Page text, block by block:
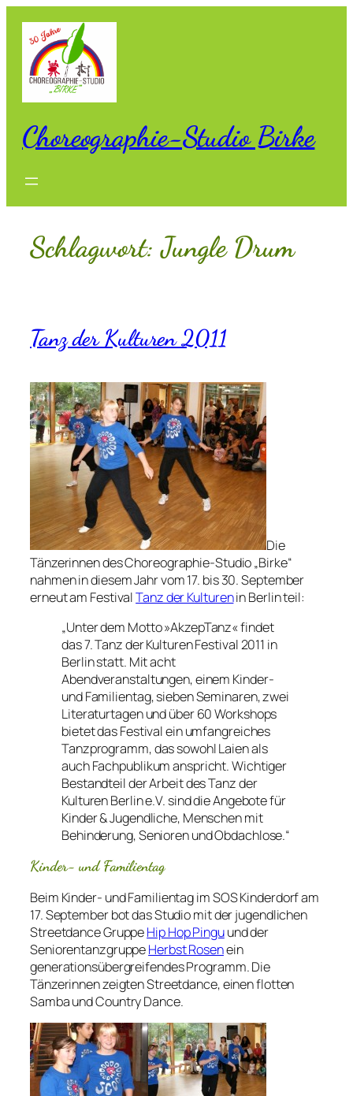
Inhalt
springen
Choreographie-Studio Birke
Schlagwort:Jungle Drum
Tanz der Kulturen 2011
Die
Tänzerinnen des Choreographie-Studio „Birke“
nahmen in diesem Jahr vom 17. bis 30. September
erneut am FestivalTanz der Kulturenin Berlin teil:
„Unter dem Motto »AkzepTanz« findet
das 7. Tanz der Kulturen Festival 2011 in
Berlin statt. Mit acht
Abendveranstaltungen, einem Kinder-
und Familientag, sieben Seminaren, zwei
Literaturtagen und über 60 Workshops
bietet das Festival ein umfangreiches
Tanzprogramm, das sowohl Laien als
auch Fachpublikum anspricht. Wichtiger
Bestandteil der Arbeit des Tanz der
Kulturen Berlin e.V. sind die Angebote für
Kinder & Jugendliche, Menschen mit
Behinderung, Senioren und Obdachlose.“
Kinder- und Familientag
Beim Kinder- und Familientag im SOS Kinderdorf am
17. September bot das Studio mit der jugendlichen
Streetdance GruppeHip Hop Pinguund der
SeniorentanzgruppeHerbst Rosenein
generationsübergreifendes Programm. Die
Tänzerinnen zeigten Streetdance, einen flotten
Samba und Country Dance.